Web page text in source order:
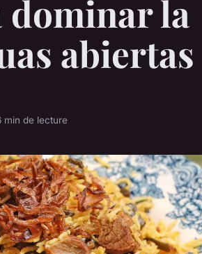
la
abiertas
min de lecture